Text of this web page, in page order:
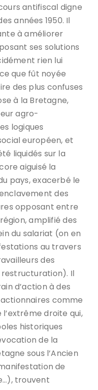
antifiscal digne
années 1950. Il
à améliorer
ses solutions
rien lui
que fût noyée
des plus confuses
à la Bretagne,
agro-
logiques
européen, et
liquidés sur la
aiguisé la
pays, exacerbé le
des
opposant entre
amplifié des
du salariat (on en
au travers
des
Il
d’action à des
comme
droite qui,
historiques
de la
sous l’Ancien
de
trouvent